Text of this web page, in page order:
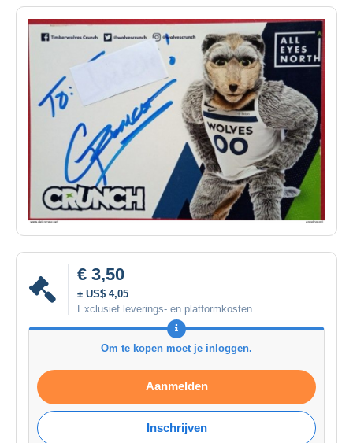
€ 3,50
± US$ 4,05
Exclusief leverings- en platformkosten
Om te kopen moet je inloggen.
Aanmelden
Inschrijven